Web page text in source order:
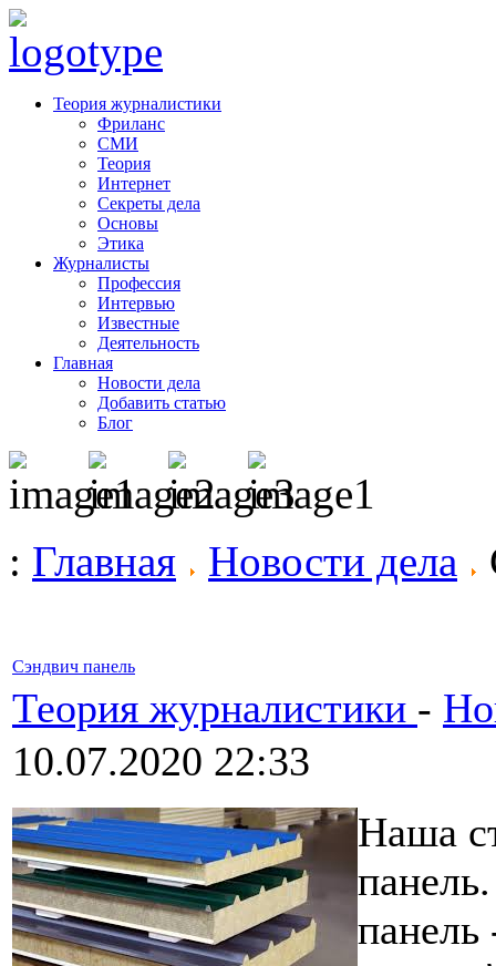
Теория журналистики
Фриланс
СМИ
Теория
Интернет
Секреты дела
Основы
Этика
Журналисты
Профессия
Интервью
Известные
Деятельность
Главная
Новости дела
Добавить статью
Блог
: Главная Новости дела
Сэндвич панель
Теория журналистики -
10.07.2020 22:33
Наша
панель